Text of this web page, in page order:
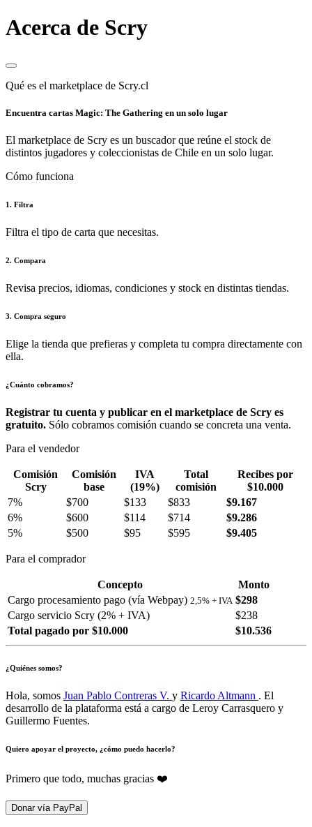
Acerca de Scry
Qué es el marketplace de Scry.cl
Encuentra cartas Magic: The Gathering en un solo lugar
El marketplace de Scry es un buscador que reúne el stock de
distintos jugadores y coleccionistas de Chile en un solo lugar.
Cómo funciona
1. Filtra
Filtra el tipo de carta que necesitas.
2. Compara
Revisa precios, idiomas, condiciones y stock en distintas tiendas.
3. Compra seguro
Elige la tienda que prefieras y completa tu compra directamente con
ella.
¿Cuánto cobramos?
Registrar tu cuenta y publicar en el marketplace de Scry es
gratuito. Sólo cobramos comisión cuando se concreta una venta.
Para el vendedor
Comisión
Scry
Comisión
base
IVA
(19%)
Total
comisión
Recibes por
$10.000
7%
$700 $133 $833
$9.167
6%
$600 $114 $714
$9.286
5%
$500 $95 $595 $9.405
Para el comprador
Concepto
Monto
Cargo procesamiento pago (vía Webpay) 2,5% + IVA $298
Cargo servicio Scry (2% + IVA)
$238
Total pagado por $10.000
$10.536
¿Quiénes somos?
Hola, somos Juan Pablo Contreras V. y Ricardo Altmann . El
desarrollo de la plataforma está a cargo de Leroy Carrasquero y
Guillermo Fuentes.
Quiero apoyar el proyecto, ¿cómo puedo hacerlo?
Primero que todo, muchas gracias ❤️
Donar vía PayPal